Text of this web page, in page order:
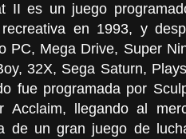
II es un juego
en 1993, y
PC, Mega Drive, Super
32X, Sega Saturn,
fue programada por
Acclaim, llegando al
de un gran juego de